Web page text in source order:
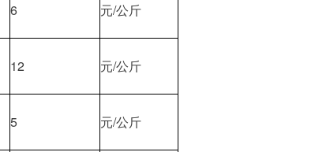
6 元/公斤
12 元/公斤
5 元/公斤